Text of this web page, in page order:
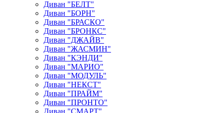
Диван "БЕЛТ"
Диван "БОРН"
Диван "БРАСКО"
Диван "БРОНКС"
Диван "ДЖАЙВ"
Диван "ЖАСМИН"
Диван "КЭНДИ"
Диван "МАРИО"
Диван "МОДУЛЬ"
Диван "НЕКСТ"
Диван "ПРАЙМ"
Диван "ПРОНТО"